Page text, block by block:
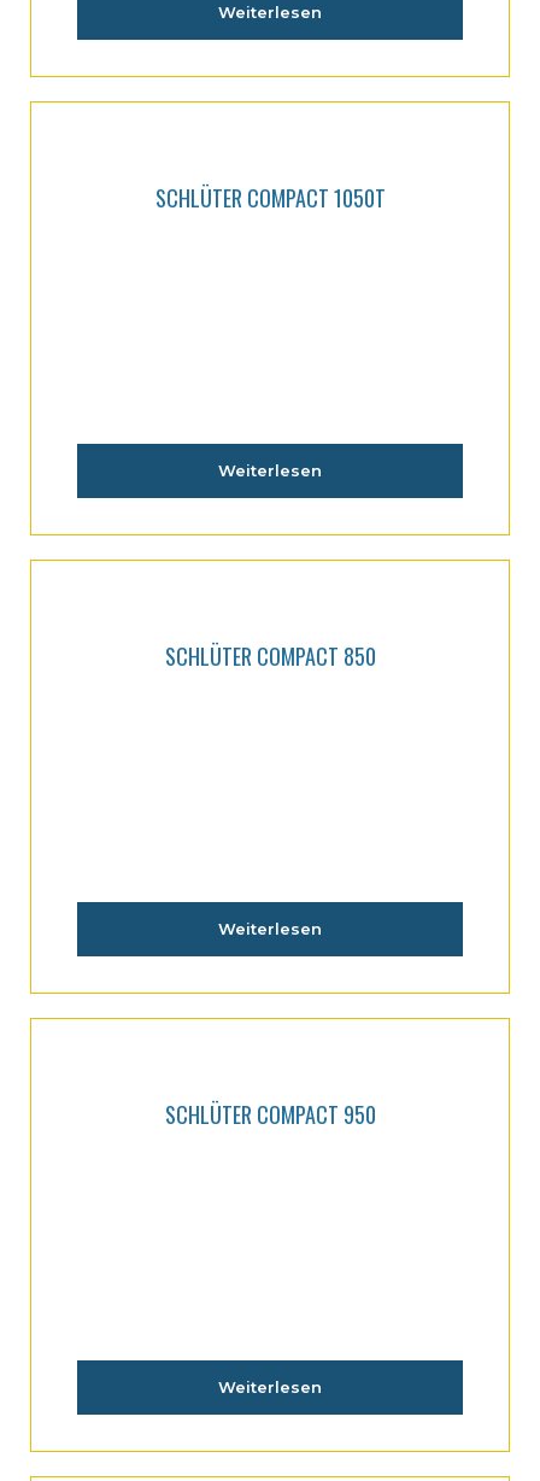
Weiterlesen
Weiterlesen
Weiterlesen
Weiterlesen